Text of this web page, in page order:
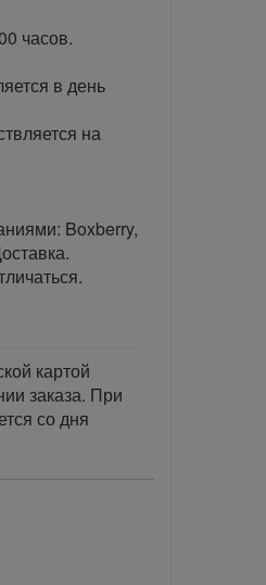
часов.
в день
на
Boxberry,
картой
заказа. При
со дня